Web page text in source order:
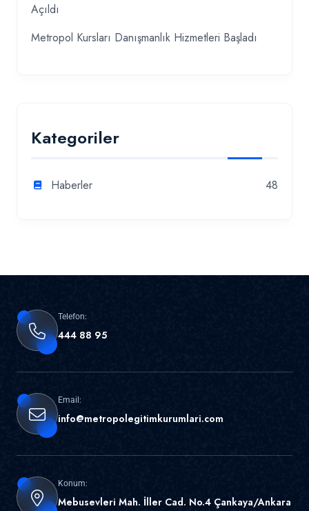
Açıldı
Metropol Kursları Danışmanlık Hizmetleri Başladı
Kategoriler
Haberler 48
Telefon:
444 88 95
Email:
info@metropolegitimkurumlari.com
Konum:
Mebusevleri Mah. İller Cad. No.4 Çankaya/Ankara